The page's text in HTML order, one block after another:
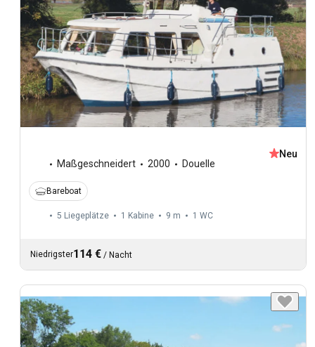
Maßgeschneidert 2000 Douelle
Neu
Bareboat
5 Liegeplätze 1 Kabine 9 m 1 WC
Niedrigster114 € / Nacht